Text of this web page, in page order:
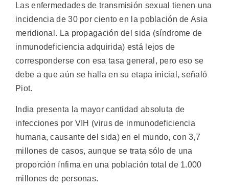
Las enfermedades de transmisión sexual tienen una
incidencia de 30 por ciento en la población de Asia
meridional. La propagación del sida (síndrome de
inmunodeficiencia adquirida) está lejos de
corresponderse con esa tasa general, pero eso se
debe a que aún se halla en su etapa inicial, señaló
Piot.
India presenta la mayor cantidad absoluta de
infecciones por VIH (virus de inmunodeficiencia
humana, causante del sida) en el mundo, con 3,7
millones de casos, aunque se trata sólo de una
proporción ínfima en una población total de 1.000
millones de personas.